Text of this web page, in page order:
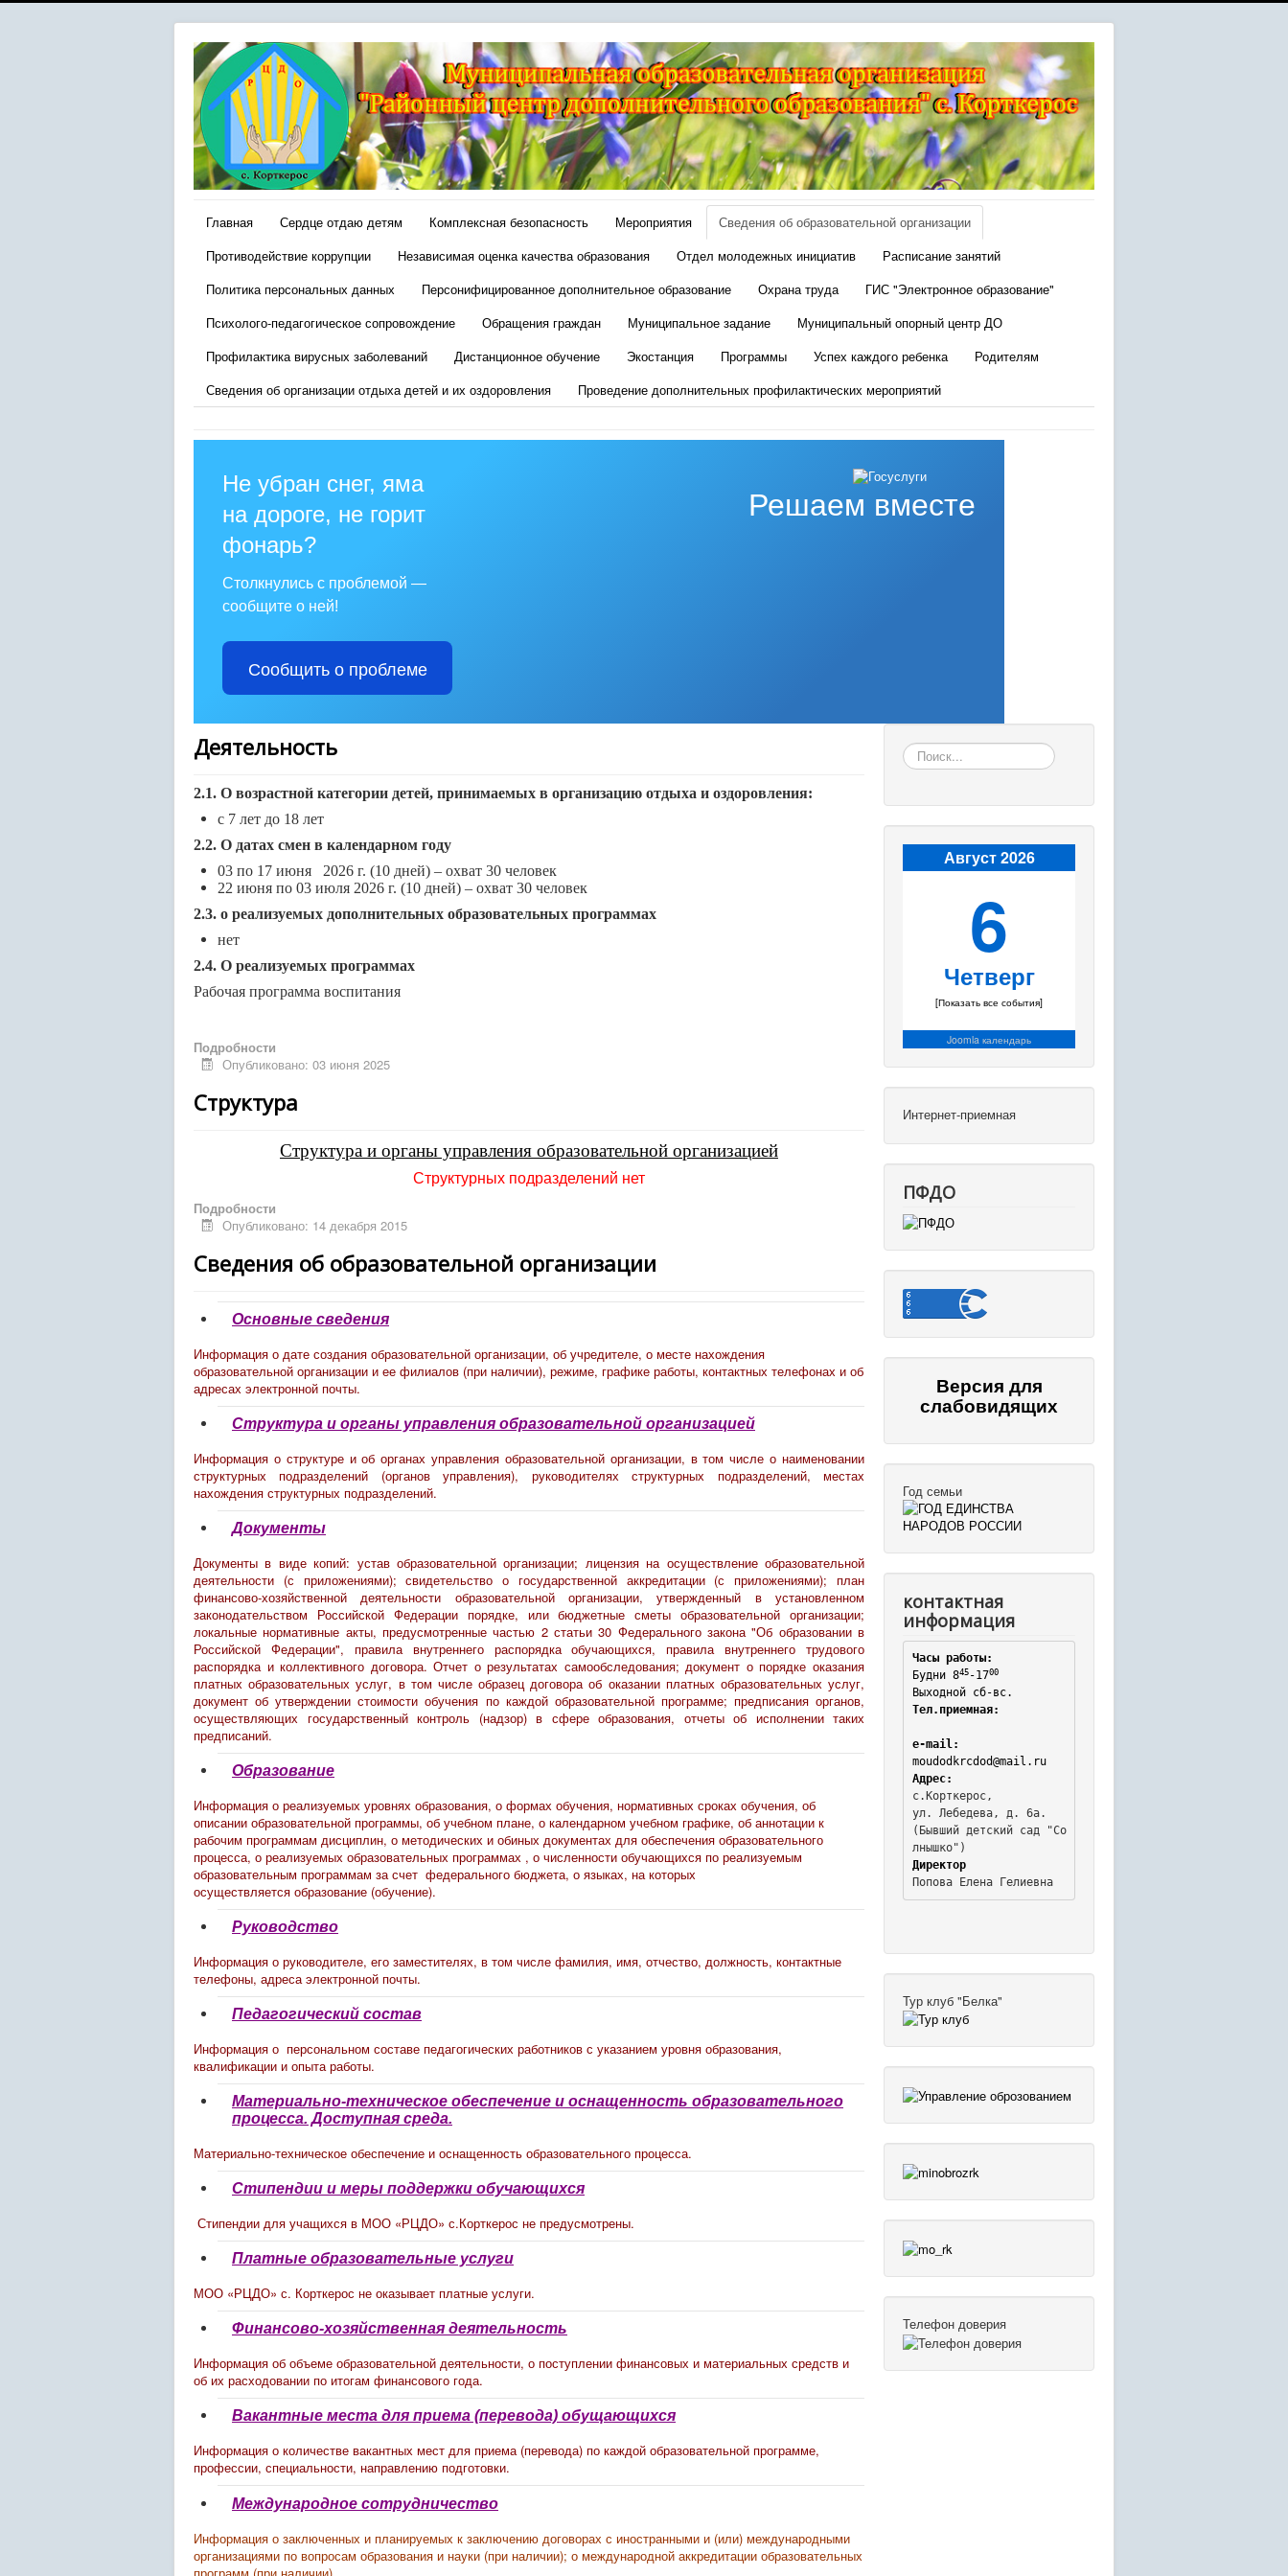
Главная Сердце отдаю детям Комплексная безопасность Мероприятия
Сведения об образовательной организации
Противодействие коррупции
Независимая оценка качества образования Отдел молодежных инициатив
Расписание занятий
Политика персональных данных
Персонифицированное дополнительное образование Охрана труда
ГИС "Электронное образование"
Психолого-педагогическое сопровождение
Обращения граждан Муниципальное задание
Муниципальный опорный центр ДО
Профилактика вирусных заболеваний
Дистанционное обучение Экостанция Программы Успех каждого ребенка
Родителям
Сведения об организации отдыха детей и их оздоровления
Проведение дополнительных профилактических мероприятий
Решаем вместе
Не убран снег, яма
на дороге, не горит
фонарь?
Столкнулись с проблемой —
сообщите о ней!
Сообщить о проблеме
Деятельность
2.1. О возрастной категории детей, принимаемых в организацию отдыха и оздоровления:
с 7 лет до 18 лет
2.2. О датах смен в календарном году
03 по 17 июня 2026 г. (10 дней) – охват 30 человек
22 июня по 03 июля 2026 г. (10 дней) – охват 30 человек
2.3. о реализуемых дополнительных образовательных программах
нет
2.4. О реализуемых программах
Рабочая программа воспитания
Подробности
Опубликовано: 03 июня 2025
Структура
Структура и органы управления образовательной организацией
Структурных подразделений нет
Подробности
Опубликовано: 14 декабря 2015
Сведения об образовательной организации
Основные сведения
Информация о дате создания образовательной организации, об учредителе, о месте нахождения
образовательной организации и ее филиалов (при наличии), режиме, графике работы, контактных телефонах и об
адресах электронной почты.
Структура и органы управления образовательной организацией
Информация о структуре и об органах управления образовательной организации, в том числе о наименовании
структурных подразделений (органов управления), руководителях структурных подразделений, местах
нахождения структурных подразделений.
Документы
Документы в виде копий: устав образовательной организации; лицензия на осуществление образовательной
деятельности (с приложениями); свидетельство о государственной аккредитации (с приложениями); план
финансово-хозяйственной деятельности образовательной организации, утвержденный в установленном
законодательством Российской Федерации порядке, или бюджетные сметы образовательной организации;
локальные нормативные акты, предусмотренные частью 2 статьи 30 Федерального закона "Об образовании в
Российской Федерации", правила внутреннего распорядка обучающихся, правила внутреннего трудового
распорядка и коллективного договора. Отчет о результатах самообследования; документ о порядке оказания
платных образовательных услуг, в том числе образец договора об оказании платных образовательных услуг,
документ об утверждении стоимости обучения по каждой образовательной программе; предписания органов,
осуществляющих государственный контроль (надзор) в сфере образования, отчеты об исполнении таких
предписаний.
Образование
Информация о реализуемых уровнях образования, о формах обучения, нормативных сроках обучения, об
описании образовательной программы, об учебном плане, о календарном учебном графике, об аннотации к
рабочим программам дисциплин, о методических и обиных документах для обеспечения образовательного
процесса, о реализуемых образовательных программах , о численности обучающихся по реализуемым
образовательным программам за счет федерального бюджета, о языках, на которых
осуществляется образование (обучение).
Руководство
Информация о руководителе, его заместителях, в том числе фамилия, имя, отчество, должность, контактные
телефоны, адреса электронной почты.
Педагогический состав
Информация о персональном составе педагогических работников с указанием уровня образования,
квалификации и опыта работы.
Материально-техническое обеспечение и оснащенность образовательного
процесса. Доступная среда.
Материально-техническое обеспечение и оснащенность образовательного процесса.
Стипендии и меры поддержки обучающихся
Стипендии для учащихся в МОО «РЦДО» с.Корткерос не предусмотрены.
Платные образовательные услуги
МОО «РЦДО» с. Корткерос не оказывает платные услуги.
Финансово-хозяйственная деятельность
Информация об объеме образовательной деятельности, о поступлении финансовых и материальных средств и
об их расходовании по итогам финансового года.
Вакантные места для приема (перевода) обущающихся
Информация о количестве вакантных мест для приема (перевода) по каждой образовательной программе,
профессии, специальности, направлению подготовки.
Международное сотрудничество
Информация о заключенных и планируемых к заключению договорах с иностранными и (или) международными
организациями по вопросам образования и науки (при наличии); о международной аккредитации образовательных
Искать...
Август 2026
6
Четверг
[Показать все события]
Joomla календарь
Интернет-приемная
ПФДО
Версия для
слабовидящих
Год семьи
контактная
информация
Часы работы:
Будни 845-1700
Выходной сб-вс.
Тел.приемная:
e-mail:
moudodkrcdod@mail.ru
Адрес:
с.Корткерос,
ул. Лебедева, д. 6а.
(Бывший детский сад "Со
Директор
Попова Елена Гелиевна
Тур клуб "Белка"
Телефон доверия